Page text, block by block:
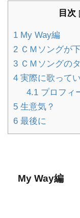
目次 [
1 My Way編
2 ＣＭソングが
3 ＣＭソングの
4 実際に歌って
4.1プロフィ
5 生意気？
6 最後に
My Way編